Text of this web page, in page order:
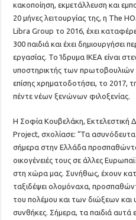
κακοποίηση, εκμετάλλευση και
20 μήνες λειτουργίας της, η The
Libra Group το 2016, έχει
300 παιδιά και έχει δημιουργήσει
εργασίας. Το Ίδρυμα ΙΚΕΑ είναι
υποστηρικτής των πρωτοβουλιών
επίσης χρηματοδοτήσει, το 2017,
πέντε νέων ξενώνων φιλοξενίας.
Η Σοφία Κουβελάκη, Εκτελεστική
Project, σχολίασε: “Τα
σήμερα στην Ελλάδα
οικογένειές τους σε άλλες
στη χώρα μας. Συνήθως, έχουν
ταξιδέψει ολομόναχα,
του πολέμου και των διώξεων και
συνθήκες. Σήμερα, τα παιδιά αυτά